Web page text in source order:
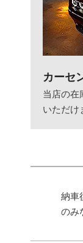
カーセ
当店の在
いただけ
納車
のみ